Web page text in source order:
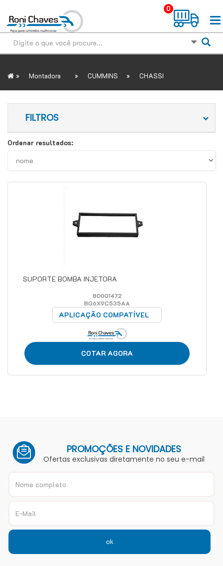
0
» Montadora » CUMMINS » CHASSI
FILTROS
Ordenar resultados:
SUPORTE BOMBA INJETORA
80001472
BG6X9C535AA
APLICAÇÃO COMPATÍVEL
COTAR AGORA
PROMOÇÕES E NOVIDADES
Ofertas exclusivas diretamente no seu e-mail
ok